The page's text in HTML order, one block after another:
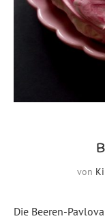
von
Die Beeren-